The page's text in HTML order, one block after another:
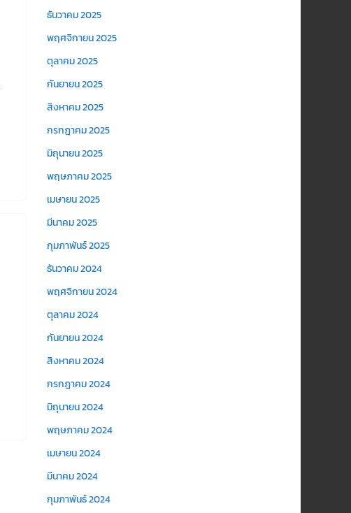
ธันวาคม 2025
พฤศจิกายน 2025
ตุลาคม 2025
กันยายน 2025
สิงหาคม 2025
กรกฎาคม 2025
มิถุนายน 2025
พฤษภาคม 2025
เมษายน 2025
มีนาคม 2025
กุมภาพันธ์ 2025
ธันวาคม 2024
พฤศจิกายน 2024
ตุลาคม 2024
กันยายน 2024
สิงหาคม 2024
กรกฎาคม 2024
มิถุนายน 2024
พฤษภาคม 2024
เมษายน 2024
มีนาคม 2024
กุมภาพันธ์ 2024